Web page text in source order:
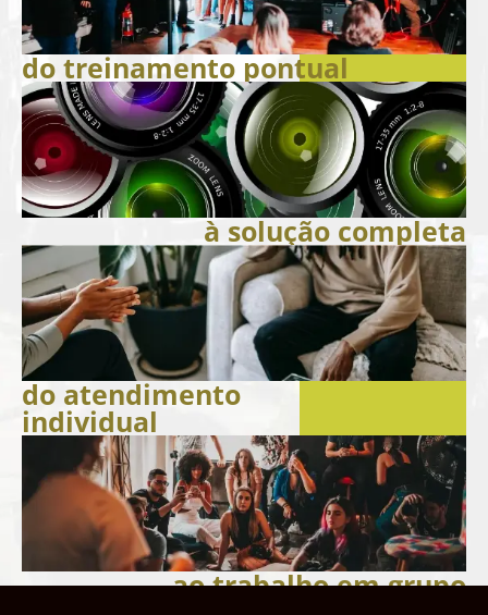
do treinamento pontual
à solução completa
do atendimento
individual
ao trabalho em grupo